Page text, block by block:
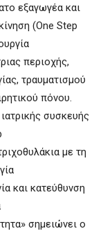
εξαγωγέα και
(One Step
περιοχής,
τραυματισμού
πόνου.
συσκευής
με τη
και κατεύθυνση
σημειώνει ο